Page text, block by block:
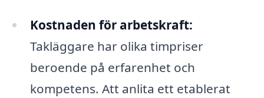
Kostnaden för arbetskraft:
Takläggare har olika timpriser
beroende på erfarenhet och
kompetens. Att anlita ett etablerat